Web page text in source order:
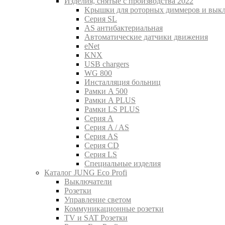
Kрышки для роторных диммеров и
Серия SL
AS антибактериальная
Aвтоматические датчики движения
eNet
KNX
USB chargers
WG 800
Инсталляция больниц
Рамки A 500
Рамки A PLUS
Рамки LS PLUS
Серия A
Серия A / AS
Серия AS
Серия CD
Серия LS
Специальные изделия
Каталог JUNG Eco Profi
Выключатели
Розетки
Управление светом
Коммуникационные розетки
TV и SAT Розетки